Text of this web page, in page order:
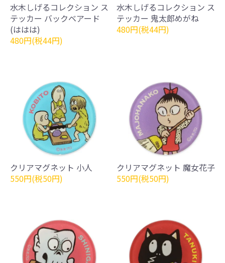
水木しげるコレクション ス
テッカー バックベアード
(ははは)
480円(税44円)
水木しげるコレクション ス
テッカー 鬼太郎めがね
480円(税44円)
クリアマグネット 小人
550円(税50円)
クリアマグネット 魔女花子
550円(税50円)